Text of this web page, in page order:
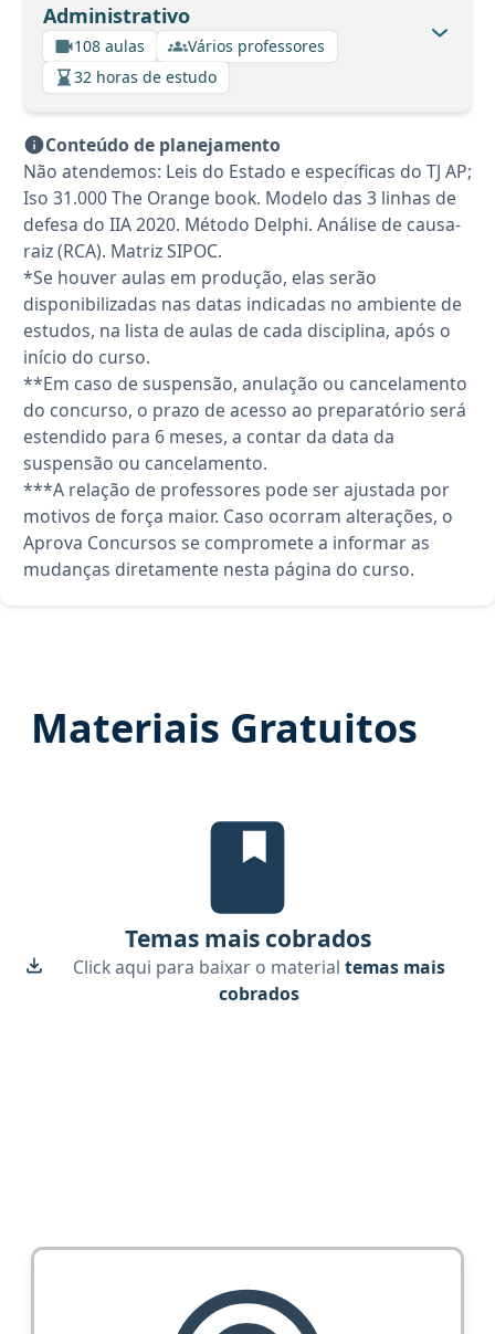
Administrativo
108 aulas
Vários professores
32 horas de estudo
Conteúdo de planejamento
Não atendemos: Leis do Estado e específicas do TJ AP;
Iso 31.000 The Orange book. Modelo das 3 linhas de
defesa do IIA 2020. Método Delphi. Análise de causa-
raiz (RCA). Matriz SIPOC.
*Se houver aulas em produção, elas serão
disponibilizadas nas datas indicadas no ambiente de
estudos, na lista de aulas de cada disciplina, após o
início do curso.
**Em caso de suspensão, anulação ou cancelamento
do concurso, o prazo de acesso ao preparatório será
estendido para 6 meses, a contar da data da
suspensão ou cancelamento.
***A relação de professores pode ser ajustada por
motivos de força maior. Caso ocorram alterações, o
Aprova Concursos se compromete a informar as
mudanças diretamente nesta página do curso.
Materiais Gratuitos
Temas mais cobrados, material
Temas mais cobrados
Click aqui para baixar o material temas mais
cobrados